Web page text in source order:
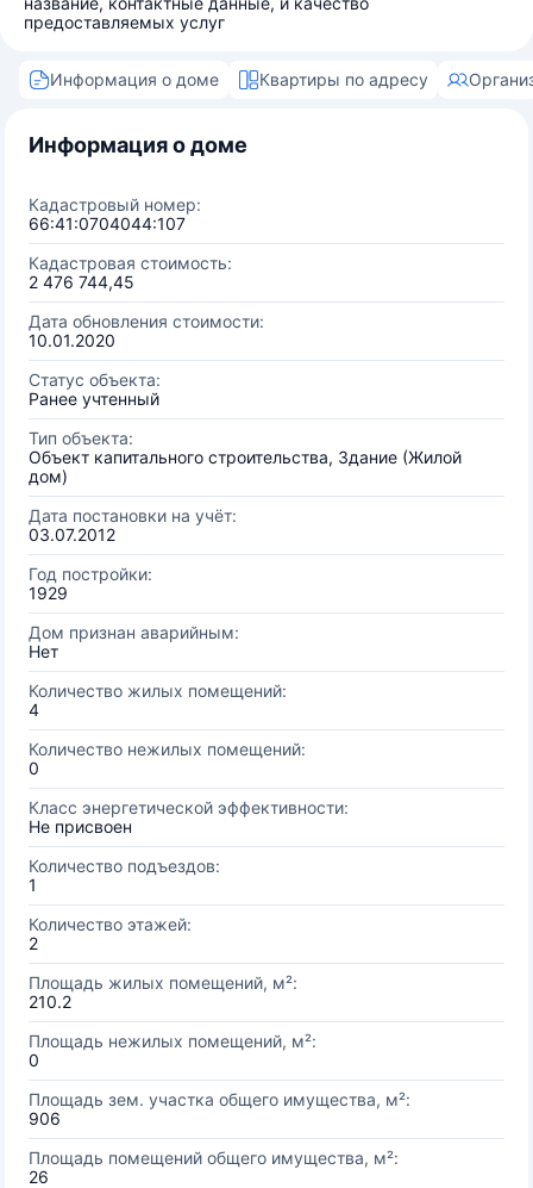
предоставляемых услуг
Информация о доме Квартиры по адресу
Информация о доме
Кадастровый номер:
66:41:0704044:107
Кадастровая стоимость:
2 476 744,45
Дата обновления стоимости:
10.01.2020
Статус объекта:
Ранее учтенный
Тип объекта:
Объект капитального строительства, Здание (Жилой
дом)
Дата постановки на учёт:
03.07.2012
Год постройки:
1929
Дом признан аварийным:
Нет
Количество жилых помещений:
4
Количество нежилых помещений:
0
Класс энергетической эффективности:
Не присвоен
Количество подъездов:
1
Количество этажей:
2
Площадь жилых помещений, м²:
210.2
Площадь нежилых помещений, м²:
0
Площадь зем. участка общего имущества, м²:
906
Площадь помещений общего имущества, м²:
26